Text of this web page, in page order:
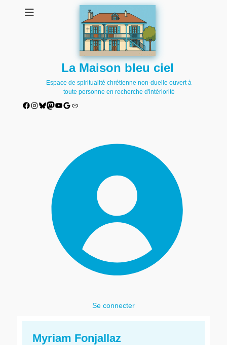
La Maison bleu ciel
Espace de spiritualité chrétienne non-duelle ouvert à
toute personne en recherche d'intériorité
Facebook
Instagram
Bluesky
Mastodon
YouTube
Google
Lien
Se connecter
Myriam Fonjallaz